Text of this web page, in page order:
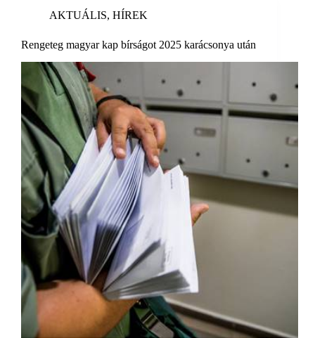
AKTUÁLIS, HÍREK
Rengeteg magyar kap bírságot 2025 karácsonya után